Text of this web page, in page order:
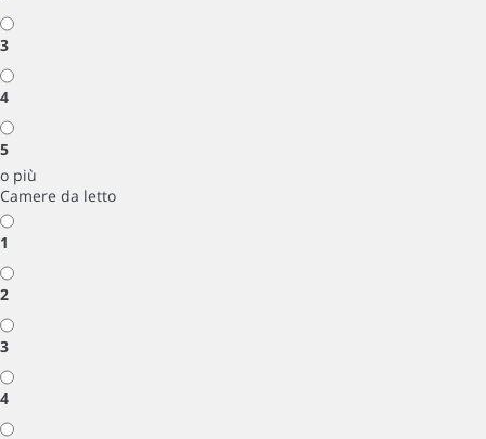
3
4
5
o più
Camere da letto
1
2
3
4